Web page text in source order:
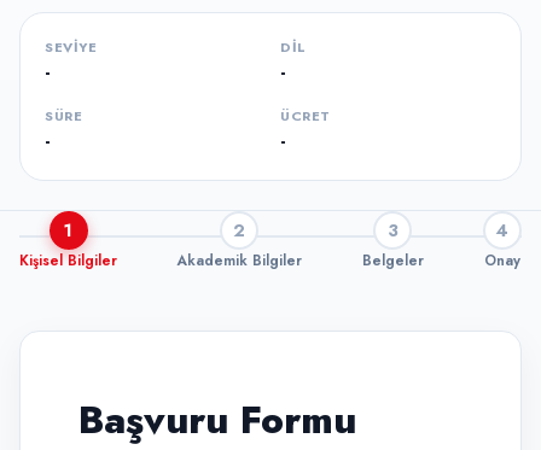
SEVIYE
-
DIL
-
SÜRE
-
ÜCRET
-
1
Kişisel Bilgiler
2
Akademik Bilgiler
3
Belgeler
4
Onay
Başvuru Formu